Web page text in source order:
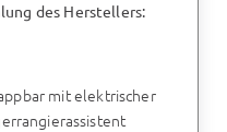
des Herstellers:
mit elektrischer